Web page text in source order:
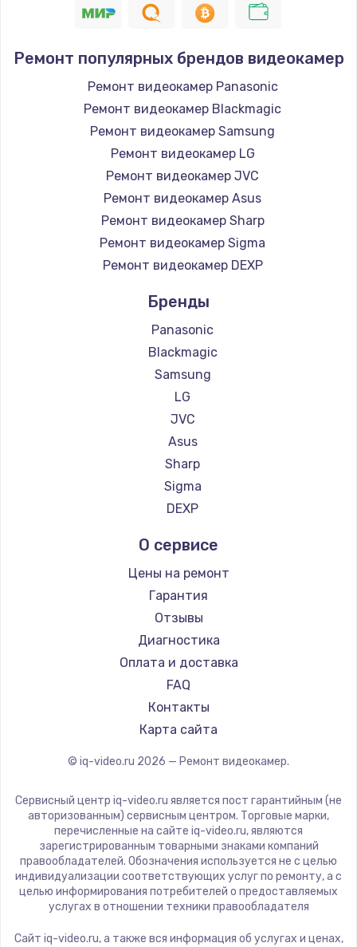
Ремонт популярных брендов видеокамер
Ремонт видеокамер Panasonic
Ремонт видеокамер Blackmagic
Ремонт видеокамер Samsung
Ремонт видеокамер LG
Ремонт видеокамер JVC
Ремонт видеокамер Asus
Ремонт видеокамер Sharp
Ремонт видеокамер Sigma
Ремонт видеокамер DEXP
Бренды
Panasonic
Blackmagic
Samsung
LG
JVC
Asus
Sharp
Sigma
DEXP
О сервисе
Цены на ремонт
Гарантия
Отзывы
Диагностика
Оплата и доставка
FAQ
Контакты
Карта сайта
© iq-video.ru 2026 — Ремонт видеокамер.
Сервисный центр iq-video.ru является пост гарантийным (не
авторизованным) сервисным центром. Торговые марки,
перечисленные на сайте iq-video.ru, являются
зарегистрированным товарными знаками компаний
правообладателей. Обозначения используется не с целью
индивидуализации соответствующих услуг по ремонту, а с
целью информирования потребителей о предоставляемых
услугах в отношении техники правообладателя
Сайт iq-video.ru, а также вся информация об услугах и ценах,